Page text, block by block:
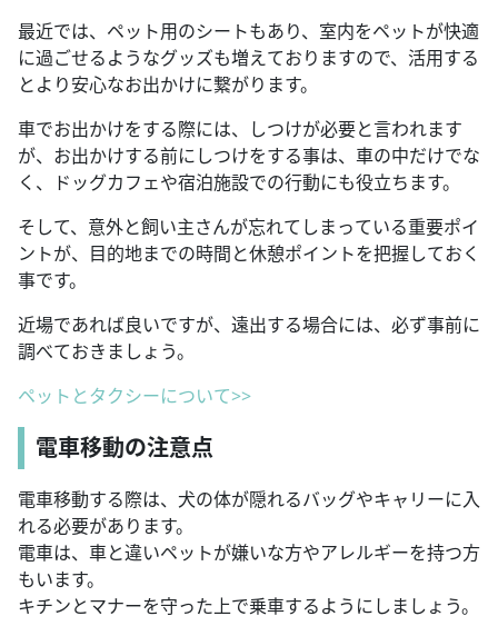
最近では、ペット用のシートもあり、室内をペットが快適
に過ごせるようなグッズも増えておりますので、活用する
とより安心なお出かけに繋がります。
車でお出かけをする際には、しつけが必要と言われます
が、お出かけする前にしつけをする事は、車の中だけでな
く、ドッグカフェや宿泊施設での行動にも役立ちます。
そして、意外と飼い主さんが忘れてしまっている重要ポイ
ントが、目的地までの時間と休憩ポイントを把握しておく
事です。
近場であれば良いですが、遠出する場合には、必ず事前に
調べておきましょう。
ペットとタクシーについて>>
電車移動の注意点
電車移動する際は、犬の体が隠れるバッグやキャリーに入
れる必要があります。
電車は、車と違いペットが嫌いな方やアレルギーを持つ方
もいます。
キチンとマナーを守った上で乗車するようにしましょう。